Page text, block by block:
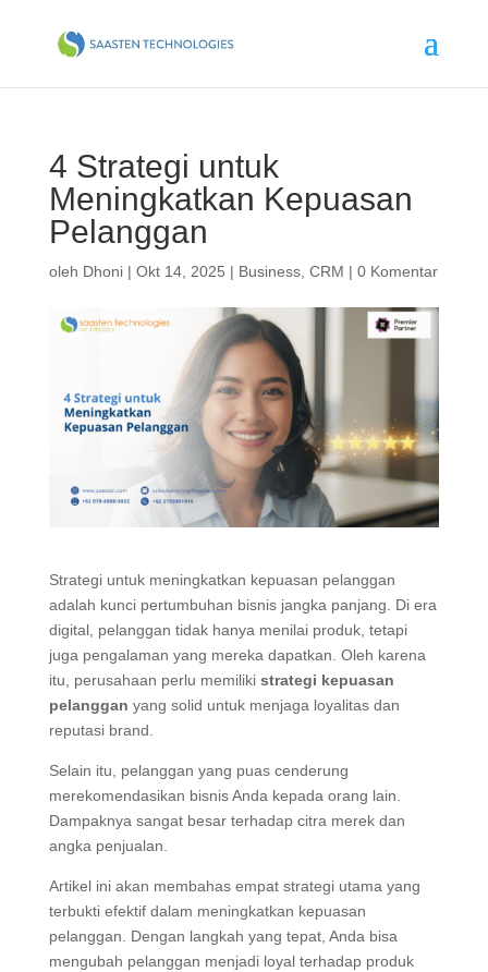
4 Strategi untuk
Meningkatkan Kepuasan
Pelanggan
oleh Dhoni| Okt 14, 2025 | Business, CRM | 0 Komentar
Strategi untuk meningkatkan kepuasan pelanggan
adalah kunci pertumbuhan bisnis jangka panjang. Di era
digital, pelanggan tidak hanya menilai produk, tetapi
juga pengalaman yang mereka dapatkan. Oleh karena
itu, perusahaan perlu memiliki strategi kepuasan
pelanggan yang solid untuk menjaga loyalitas dan
reputasi brand.
Selain itu, pelanggan yang puas cenderung
merekomendasikan bisnis Anda kepada orang lain.
Dampaknya sangat besar terhadap citra merek dan
angka penjualan.
Artikel ini akan membahas empat strategi utama yang
terbukti efektif dalam meningkatkan kepuasan
pelanggan. Dengan langkah yang tepat, Anda bisa
mengubah pelanggan menjadi loyal terhadap produk